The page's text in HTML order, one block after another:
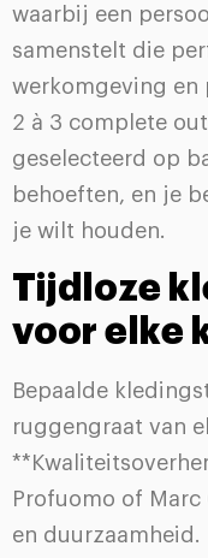
waarbij een
samenstelt die
werkomgeving en
2 à 3 complete
geselecteerd op
behoeften, en je
je wilt houden.
Tijdloze
voor elke
Bepaalde
ruggengraat van
Profuomo of Marc
en duurzaamheid.